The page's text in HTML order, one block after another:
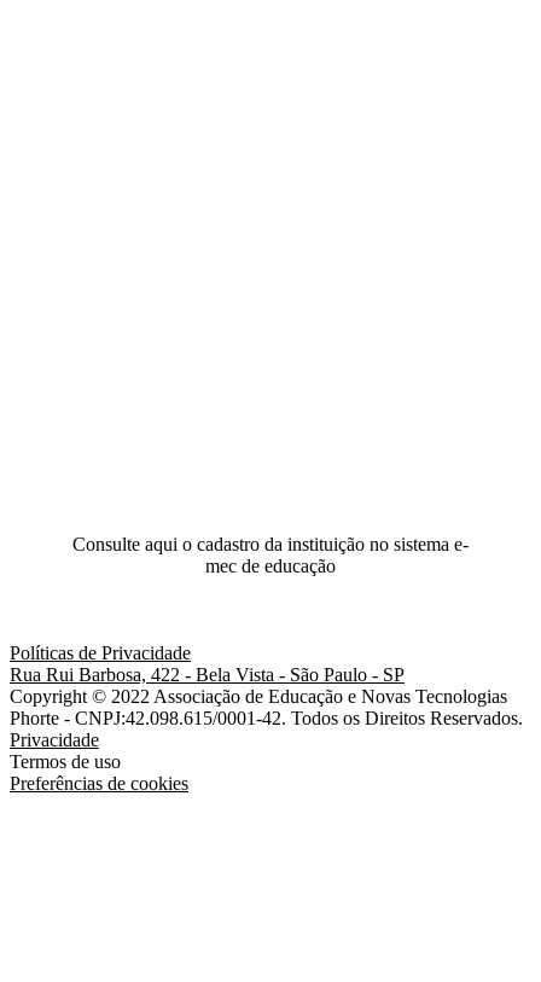
Consulte aqui o cadastro da instituição no sistema e-
mec de educação
Políticas de Privacidade
Rua Rui Barbosa, 422 - Bela Vista - São Paulo - SP
Copyright © 2022 Associação de Educação e Novas Tecnologias
Phorte - CNPJ:42.098.615/0001-42. Todos os Direitos Reservados.
Privacidade
Termos de uso
Preferências de cookies